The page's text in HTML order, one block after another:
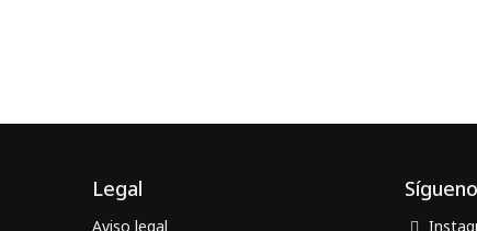
Legal
Aviso legal